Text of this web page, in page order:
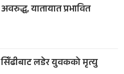
अवरुद्ध, यातायात प्रभावित
सिँढीबाट लडेर युवकको मृत्यु